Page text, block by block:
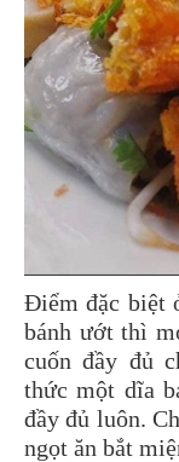
Điểm đặc biệt
bánh ướt thì
cuốn đầy đủ
thức một dĩa
đầy đủ luôn.
ngọt ăn bắt